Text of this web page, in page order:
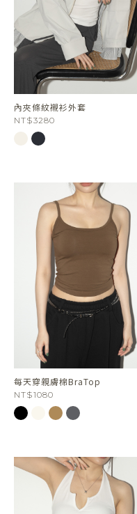
內夾條紋襯衫外套
NT$3280
每天穿親膚棉BraTop
NT$1080